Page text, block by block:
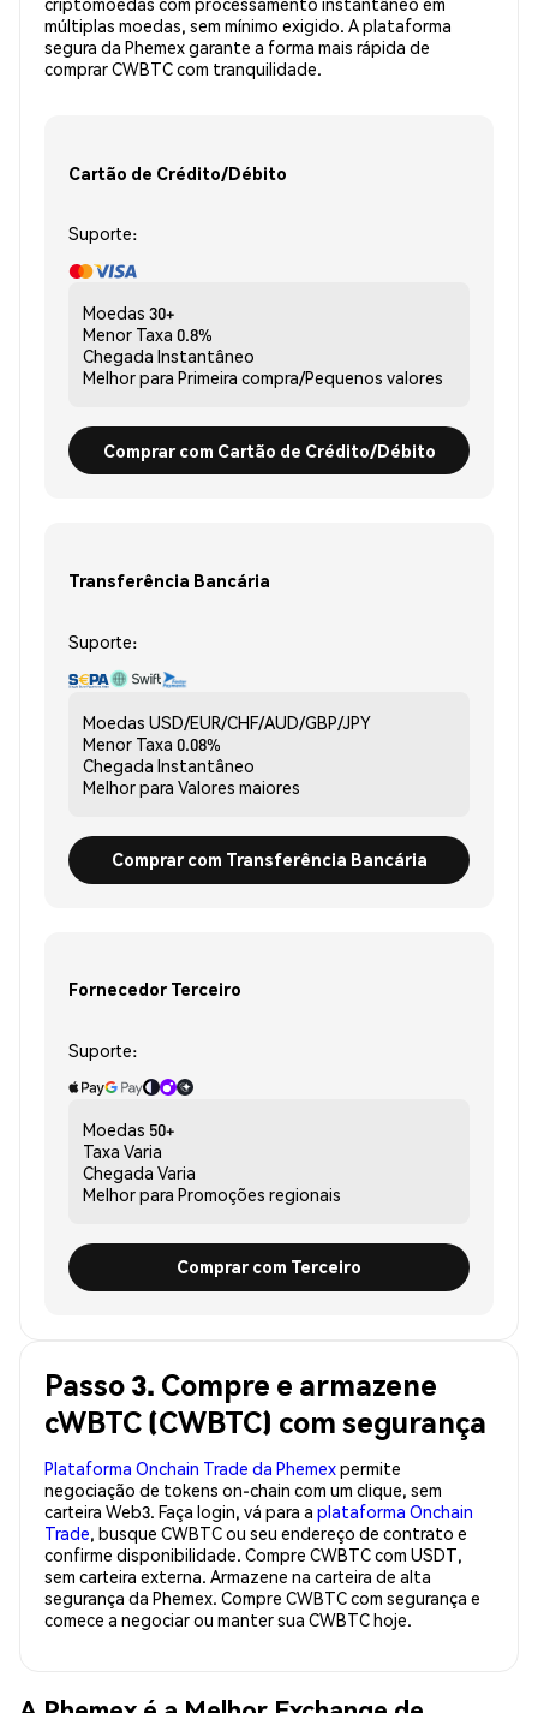
múltiplas moedas, sem mínimo exigido. A plataforma
segura da Phemex garante a forma mais rápida de
comprar CWBTC com tranquilidade.
Cartão de Crédito/Débito
Suporte:
Moedas 30+
Menor Taxa 0.8%
Chegada Instantâneo
Melhor para Primeira compra/Pequenos valores
Comprar com Cartão de Crédito/Débito
Transferência Bancária
Suporte:
Moedas USD/EUR/CHF/AUD/GBP/JPY
Menor Taxa 0.08%
Chegada Instantâneo
Melhor para Valores maiores
Comprar com Transferência Bancária
Fornecedor Terceiro
Suporte:
Moedas 50+
Taxa Varia
Chegada Varia
Melhor para Promoções regionais
Comprar com Terceiro
Passo 3. Compre e armazene
cWBTC (CWBTC) com segurança
Plataforma Onchain Trade da Phemexpermite
negociação de tokens on-chain com um clique, sem
carteira Web3. Faça login, vá para a plataforma Onchain
Trade, busque CWBTC ou seu endereço de contrato e
confirme disponibilidade. Compre CWBTC com USDT,
sem carteira externa. Armazene na carteira de alta
segurança da Phemex. Compre CWBTC com segurança e
comece a negociar ou manter sua CWBTC hoje.